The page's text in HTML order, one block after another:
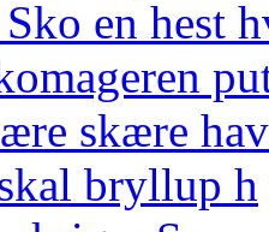
en hest
skære
bryllup h